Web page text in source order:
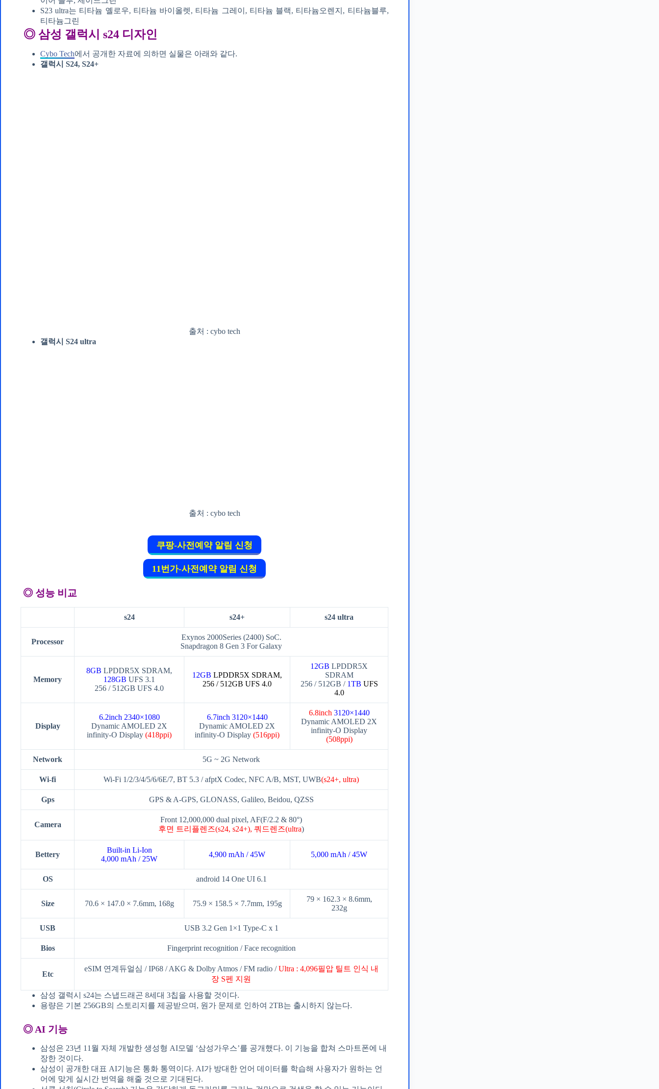
S23 ultra는 티타늄 옐로우, 티타늄 바이올렛, 티타늄 그레이, 티타늄 블랙, 티타늄오렌지, 티타늄블루,
티타늄그린
◎ 삼성 갤럭시 s24 디자인
Cybo Tech에서 공개한 자료에 의하면 실물은 아래와 같다.
갤럭시 S24, S24+
출처 : cybo tech
갤럭시 S24 ultra
출처 : cybo tech
쿠팡-사전예약 알림 신청
11번가-사전예약 알림 신청
◎ 성능 비교
s24 s24+ s24 ultra
Processor
Exynos 2000Series (2400) SoC.
Snapdragon 8 Gen 3 For Galaxy
Memory
8GB LPDDR5X SDRAM,
128GB UFS 3.1
256 / 512GB UFS 4.0
12GB LPDDR5X SDRAM,
256 / 512GB UFS 4.0
12GB LPDDR5X
SDRAM
256 / 512GB /1TB UFS
4.0
Display
6.2inch 2340×1080
Dynamic AMOLED 2X
infinity-O Display (418ppi)
6.7inch 3120×1440
Dynamic AMOLED 2X
infinity-O Display (516ppi)
6.8inch 3120×1440
Dynamic AMOLED 2X
infinity-O Display
(508ppi)
Network 5G ~ 2G Network
Wi-fi Wi-Fi 1/2/3/4/5/6/6E/7, BT 5.3 / afptX Codec, NFC A/B, MST, UWB(s24+, ultra)
Gps GPS & A-GPS, GLONASS, Galileo, Beidou, QZSS
Camera
Front 12,000,000 dual pixel, AF(F/2.2 & 80°)
후면 트리플렌즈(s24, s24+), 쿼드렌즈(ultra)
Bettery
Built-in Li-Ion
4,000 mAh / 25W
4,900 mAh / 45W 5,000 mAh / 45W
OS android 14 One UI 6.1
Size 70.6 × 147.0 × 7.6mm, 168g 75.9 × 158.5 × 7.7mm, 195g
79 × 162.3 × 8.6mm,
232g
USB USB 3.2 Gen 1×1 Type-C x 1
Bios Fingerprint recognition / Face recognition
Etc
eSIM 연계듀얼심 / IP68 / AKG & Dolby Atmos / FM radio /Ultra : 4,096필압 틸트 인식 내
장 S펜 지원
삼성 갤럭시 s24는 스냅드래곤 8세대 3칩을 사용할 것이다.
용량은 기본 256GB의 스토리지를 제공받으며, 원가 문제로 인하여 2TB는 출시하지 않는다.
◎ AI 기능
삼성은 23년 11월 자체 개발한 생성형 AI모델 ‘삼성가우스’를 공개했다. 이 기능을 합쳐 스마트폰에 내
장한 것이다.
삼성이 공개한 대표 AI기능은 통화 통역이다. AI가 방대한 언어 데이터를 학습해 사용자가 원하는 언
어에 맞게 실시간 번역을 해줄 것으로 기대된다.